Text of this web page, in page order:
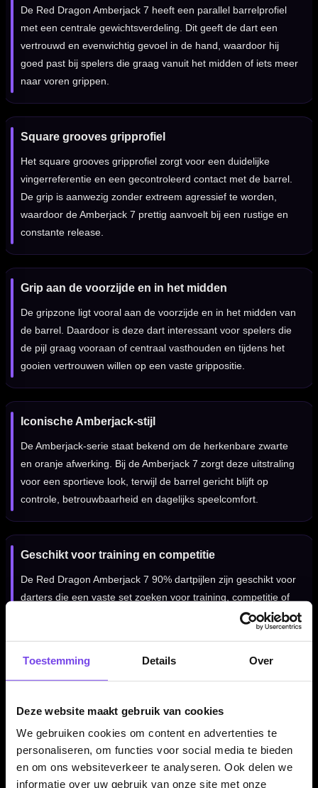
Toestemming Details Over
Deze website maakt gebruik van cookies
We gebruiken cookies om content en advertenties te
personaliseren, om functies voor social media te bieden
en om ons websiteverkeer te analyseren. Ook delen we
informatie over uw gebruik van onze site met onze
De Red Dragon Amberjack 7 heeft een parallel barrelprofiel
met een centrale gewichtsverdeling. Dit geeft de dart een
vertrouwd en evenwichtig gevoel in de hand, waardoor hij
goed past bij spelers die graag vanuit het midden of iets meer
naar voren grippen.
Square grooves gripprofiel
Het square grooves gripprofiel zorgt voor een duidelijke
vingerreferentie en een gecontroleerd contact met de barrel.
De grip is aanwezig zonder extreem agressief te worden,
waardoor de Amberjack 7 prettig aanvoelt bij een rustige en
constante release.
Grip aan de voorzijde en in het midden
De gripzone ligt vooral aan de voorzijde en in het midden van
de barrel. Daardoor is deze dart interessant voor spelers die
de pijl graag vooraan of centraal vasthouden en tijdens het
gooien vertrouwen willen op een vaste grippositie.
Iconische Amberjack-stijl
De Amberjack-serie staat bekend om de herkenbare zwarte
en oranje afwerking. Bij de Amberjack 7 zorgt deze uitstraling
voor een sportieve look, terwijl de barrel gericht blijft op
controle, betrouwbaarheid en dagelijks speelcomfort.
Geschikt voor training en competitie
De Red Dragon Amberjack 7 90% dartpijlen zijn geschikt voor
darters die een vaste set zoeken voor training, competitie of
recreatief gebruik. Door de combinatie van tungsten, grip en
balans is dit een sterke keuze voor spelers die stabiliteit en
Verkrijgbaar in 26 gram
De Red Dragon Amberjack 7 90% dartpijlen zijn verkrijgbaar in
26 gram. Dit gewicht past goed bij spelers die graag met een
iets zwaardere steeltip dart gooien en een stabiel gevoel in de
hand willen.